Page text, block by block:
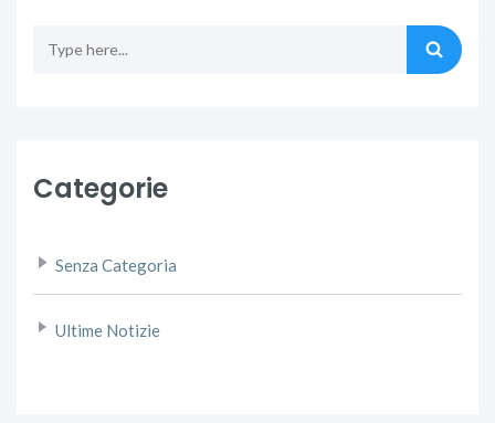
Categorie
Senza Categoria
Ultime Notizie